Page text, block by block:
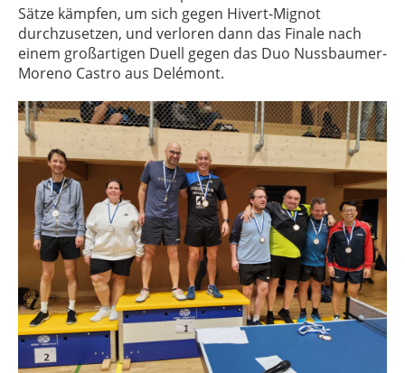
Sätze kämpfen, um sich gegen Hivert-Mignot
durchzusetzen, und verloren dann das Finale nach
einem großartigen Duell gegen das Duo Nussbaumer-
Moreno Castro aus Delémont.